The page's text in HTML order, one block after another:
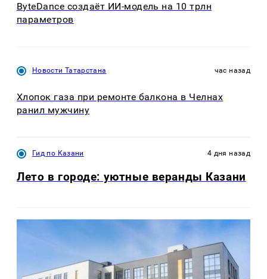
ByteDance создаёт ИИ-модель на 10 трлн
параметров
Новости Татарстана час назад
Хлопок газа при ремонте балкона в Челнах
ранил мужчину
Гид по Казани 4 дня назад
Лето в городе: уютные веранды Казани